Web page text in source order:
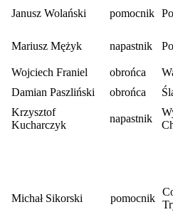
Janusz Wolański pomocnik
Mariusz Mężyk napastnik
Wojciech Franiel
obrońca
Damian Paszliński
obrońca
Krzysztof
Kucharczyk
napastnik
Michał Sikorski pomocnik